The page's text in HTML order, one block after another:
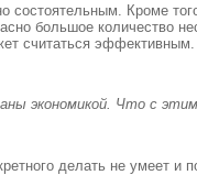
Кроме
большое количество
считаться эффективным.
экономикой. Что с
делать не умеет и